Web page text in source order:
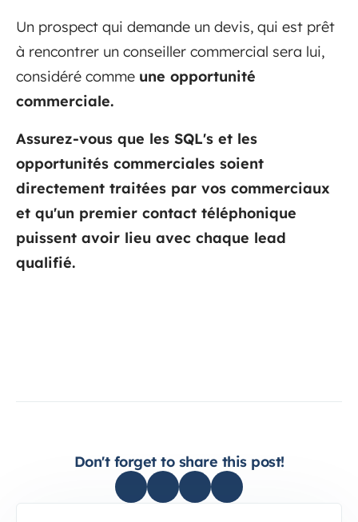
Un prospect qui demande un devis, qui est prêt
à rencontrer un conseiller commercial sera lui,
considéré comme une opportunité
commerciale.
Assurez-vous que les SQL's et les
opportunités commerciales soient
directement traitées par vos commerciaux
et qu'un premier contact téléphonique
puissent avoir lieu avec chaque lead
qualifié.
Don't forget to share this post!